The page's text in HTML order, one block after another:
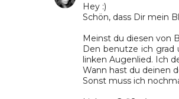
Hey :)
Schön, dass Dir mein
Meinst du diesen von
Den benutze ich grad
linken Augenlied. Ich
Wann hast du deinen
Sonst muss ich